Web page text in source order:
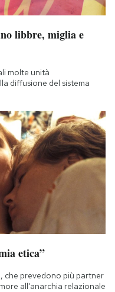
libbre, miglia e
molte unità
diffusione del sistema
etica”
che prevedono più partner
all'anarchia relazionale